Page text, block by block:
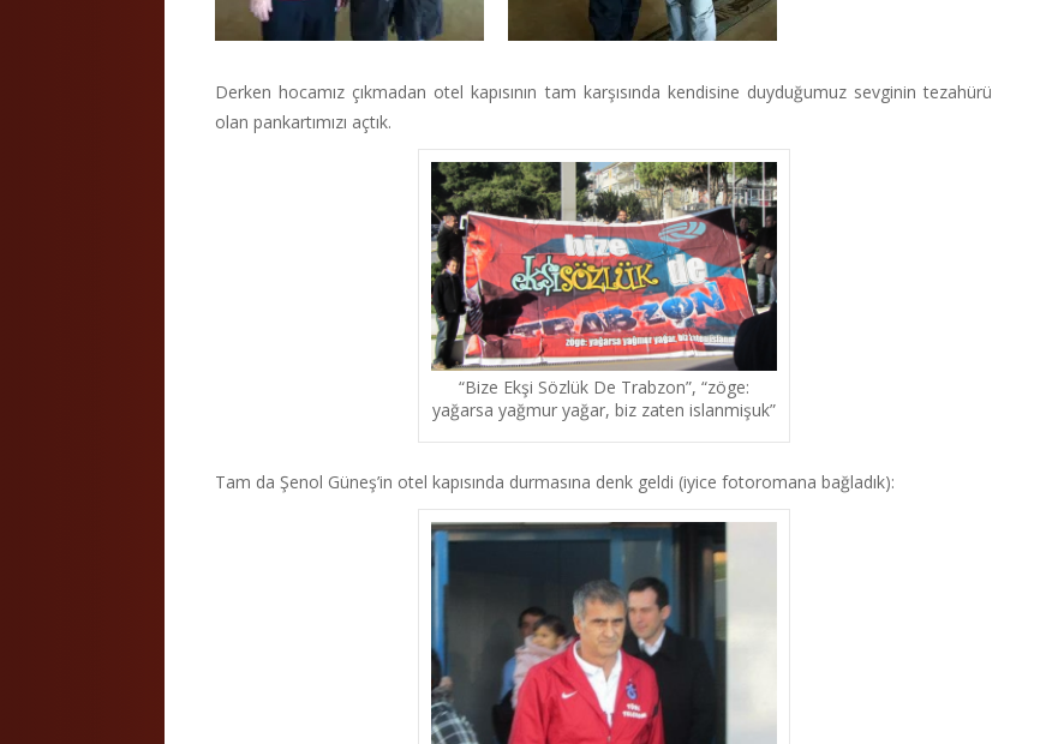
Derken hocamız çıkmadan otel kapısının tam karşısında kendisine duyduğumuz sevginin tezahürü
olan pankartımızı açtık.
“Bize Ekşi Sözlük De Trabzon”, “zöge:
yağarsa yağmur yağar, biz zaten islanmişuk”
Tam da Şenol Güneş’in otel kapısında durmasına denk geldi (iyice fotoromana bağladık):